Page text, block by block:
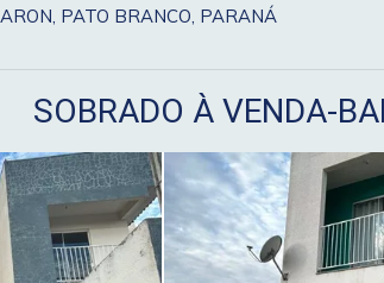
PATO BRANCO, PARANÁ
SOBRADO À VENDA-